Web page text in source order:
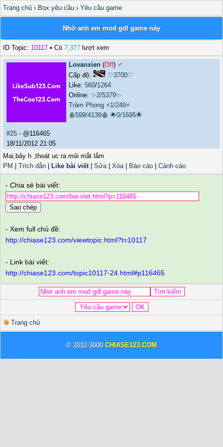
Trang chủ › Box yêu cầu › Yêu cầu game
Nhờ anh em mod gdl game này
ID Topic: 10117 • Có 7,377 lượt xem
Lovanxien (Off) ♂️
Cấp độ:
♡3700♡
Like: 560/1264
Online: ✨2/5379✨
Trảm Phong ⚡1/249⚡
🩸599/4139🩸 🌟0/1695🌟
#25 - @116465
18/11/2012 21:05
Mai,bây h ,thoát uc ra mỏi mắt lắm
PM
Trích dẫn Like bài viết| Sửa| Xóa| Báo cáo Cảnh cáo
- Chia sẻ bài viết:
Sao chép
- Xem full chủ đề:
http://chiase123.com/viewtopic.html?t=10117
- Link bài viết:
http://chiase123.com/topic10117-24.html#p116465
Trang chủ
© 2012-3000 CHIASE123.COM